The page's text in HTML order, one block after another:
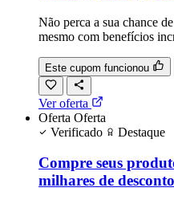
Não perca a sua chance
mesmo com benefícios
Este cupom funcionou
Ver oferta
Oferta Oferta
Verificado
Destaque
Compre seus
milhares de